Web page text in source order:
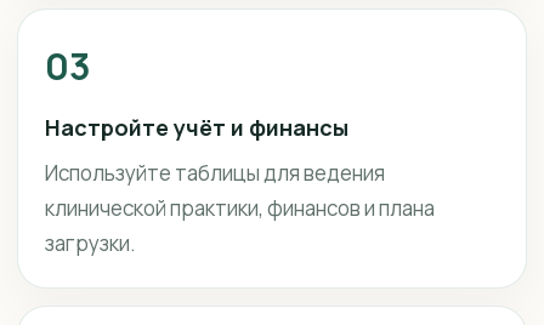
03
Настройте учёт и финансы
Используйте таблицы для ведения
клинической практики, финансов и плана
загрузки.